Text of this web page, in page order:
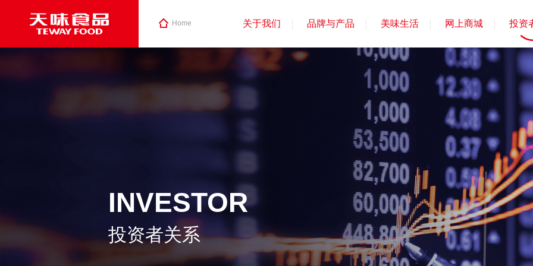
Home 关于我们 品牌与产品 美味生活 网上商城 投资
INVESTOR
投资者关系